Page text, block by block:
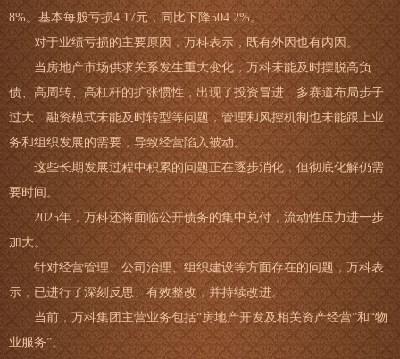
8%。基本每股亏损4.17元，同比下降504.2%。
对于业绩亏损的主要原因，万科表示，既有外因也有内因。
当房地产市场供求关系发生重大变化，万科未能及时摆脱高负
债、高周转、高杠杆的扩张惯性，出现了投资冒进、多赛道布局步子
过大、融资模式未能及时转型等问题，管理和风控机制也未能跟上业
务和组织发展的需要，导致经营陷入被动。
这些长期发展过程中积累的问题正在逐步消化，但彻底化解仍需
要时间。
2025年，万科还将面临公开债务的集中兑付，流动性压力进一步
加大。
针对经营管理、公司治理、组织建设等方面存在的问题，万科表
示，已进行了深刻反思、有效整改，并持续改进。
当前，万科集团主营业务包括“房地产开发及相关资产经营”和“物
业服务”。